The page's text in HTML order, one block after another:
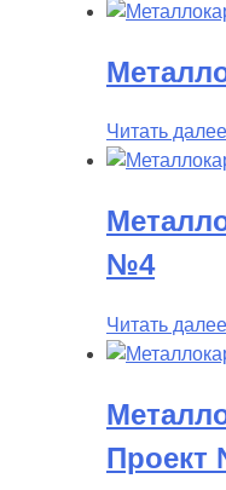
Читать далее
№4
Читать далее
Проект